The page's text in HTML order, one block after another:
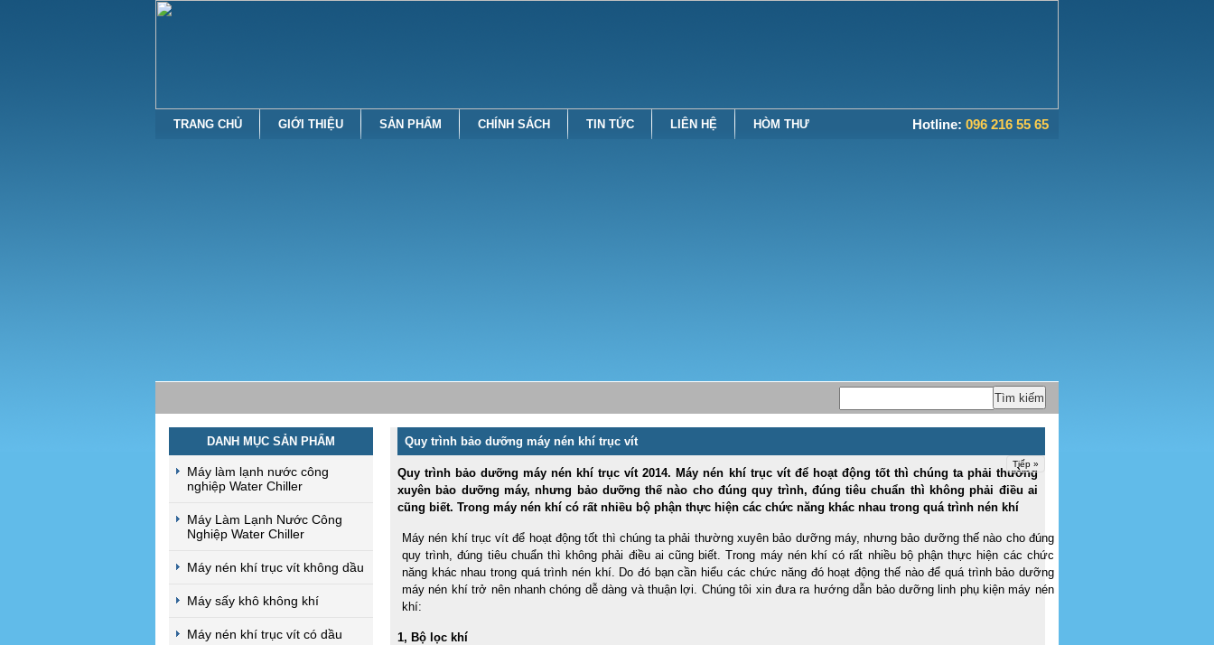
Hotline: 096 216 55 65
TRANG CHỦ GIỚI THIỆU SẢN PHẨM CHÍNH SÁCH TIN TỨC LIÊN HỆ HÒM THƯ
DANH MỤC SẢN PHẨM
Máy làm lạnh nước công
nghiệp Water Chiller
Máy Làm Lạnh Nước Công
Nghiệp Water Chiller
Máy nén khí trục vít không dầu
Máy sấy khô không khí
Máy nén khí trục vít có dầu
Quy trình bảo dưỡng máy nén khí trục vít
Quy trình bảo dưỡng máy nén khí trục vít 2014. Máy nén khí trục vít để hoạt động tốt thì chúng ta phải thường
xuyên bảo dưỡng máy, nhưng bảo dưỡng thế nào cho đúng quy trình, đúng tiêu chuẩn thì không phải điều ai
cũng biết. Trong máy nén khí có rất nhiều bộ phận thực hiện các chức năng khác nhau trong quá trình nén khí
Máy nén khí trục vít để hoạt động tốt thì chúng ta phải thường xuyên bảo dưỡng máy, nhưng bảo dưỡng thế nào cho đúng
quy trình, đúng tiêu chuẩn thì không phải điều ai cũng biết. Trong máy nén khí có rất nhiều bộ phận thực hiện các chức
năng khác nhau trong quá trình nén khí. Do đó bạn cần hiểu các chức năng đó hoạt động thế nào để quá trình bảo dưỡng
máy nén khí trở nên nhanh chóng dễ dàng và thuận lợi. Chúng tôi xin đưa ra hướng dẫn bảo dưỡng linh phụ kiện máy nén
khí:
1, Bộ lọc khí
Tiếp »